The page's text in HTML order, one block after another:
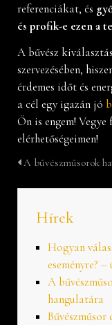
referenciákat, és
és profik-e ezen a
A bűvész
szervezésében,
érdemes időt és
a cél egy igazán jó
Ön is engem!
elérhetőségeimen!
A bűvészműsorok
Hírek
Hogyan
eseményre?
A
hangulatára
Bűvészműsor